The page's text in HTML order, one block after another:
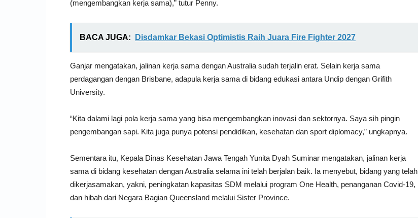
(mengembangkan kerja sama),” tutur Penny.
BACA JUGA: Disdamkar Bekasi Optimistis Raih Juara Fire Fighter 2027
Ganjar mengatakan, jalinan kerja sama dengan Australia sudah terjalin erat. Selain kerja sama
perdagangan dengan Brisbane, adapula kerja sama di bidang edukasi antara Undip dengan Grifith
University.
“Kita dalami lagi pola kerja sama yang bisa mengembangkan inovasi dan sektornya. Saya sih pingin
pengembangan sapi. Kita juga punya potensi pendidikan, kesehatan dan sport diplomacy,” ungkapnya.
Sementara itu, Kepala Dinas Kesehatan Jawa Tengah Yunita Dyah Suminar mengatakan, jalinan kerja
sama di bidang kesehatan dengan Australia selama ini telah berjalan baik. Ia menyebut, bidang yang telah
dikerjasamakan, yakni, peningkatan kapasitas SDM melalui program One Health, penanganan Covid-19,
dan hibah dari Negara Bagian Queensland melalui Sister Province.